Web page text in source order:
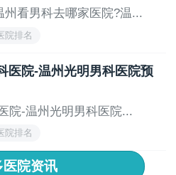
看男科去哪家医院?温...
院排名
医院-温州光明男科医院预
院-温州光明男科医院...
院排名
医院资讯